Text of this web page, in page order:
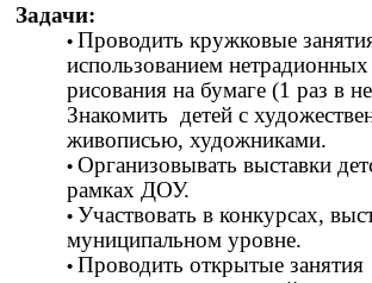
Задачи:
Проводить кружковые
использованием
рисования на бумаге (1 раз в
Знакомить детей с
живописью, художниками.
Организовывать выставки
рамках ДОУ.
Участвовать в конкурсах,
муниципальном уровне.
Проводить открытые